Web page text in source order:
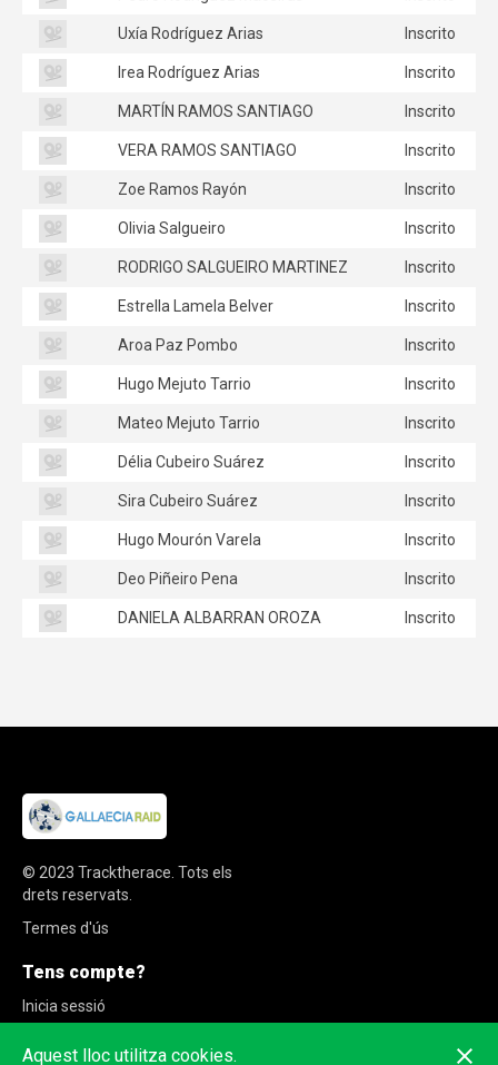
Uxía Rodríguez Arias Inscrito
Irea Rodríguez Arias Inscrito
MARTÍN RAMOS SANTIAGO Inscrito
VERA RAMOS SANTIAGO Inscrito
Zoe Ramos Rayón Inscrito
Olivia Salgueiro Inscrito
RODRIGO SALGUEIRO MARTINEZ Inscrito
Estrella Lamela Belver Inscrito
Aroa Paz Pombo Inscrito
Hugo Mejuto Tarrio Inscrito
Mateo Mejuto Tarrio Inscrito
Délia Cubeiro Suárez Inscrito
Sira Cubeiro Suárez Inscrito
Hugo Mourón Varela Inscrito
Deo Piñeiro Pena Inscrito
DANIELA ALBARRAN OROZA Inscrito
© 2023 Tracktherace Tots els
drets reservats.
Termes d'ús
Tens compte?
Inicia sessió
Aquest lloc utilitza cookies.